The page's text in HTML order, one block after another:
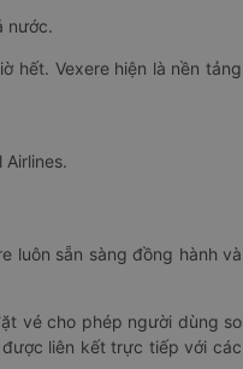
nước.
hết. Vexere hiện là nền tảng
luôn sẵn sàng đồng hành và
vé cho phép người dùng so
liên kết trực tiếp với các